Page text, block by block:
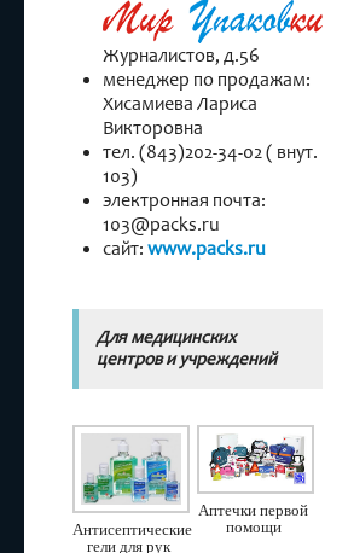
Журналистов, д.56
менеджер по продажам:
Хисамиева Лариса
Викторовна
тел. (843)202-34-02 ( внут.
103)
электронная почта:
103@packs.ru
сайт: www.packs.ru
Для медицинских
центров и учреждений
Антисептические
гели для рук
Аптечки первой
помощи